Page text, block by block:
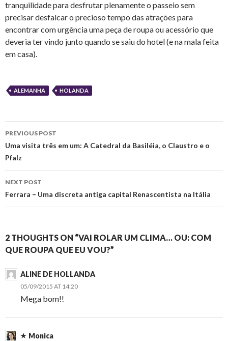
tranquilidade para desfrutar plenamente o passeio sem
precisar desfalcar o precioso tempo das atrações para
encontrar com urgência uma peça de roupa ou acessório que
deveria ter vindo junto quando se saiu do hotel (e na mala feita
em casa).
ALEMANHA HOLANDA
Post
navigation
PREVIOUS POST
Uma visita três em um: A Catedral da Basiléia, o Claustro e o
Pfalz
NEXT POST
Ferrara – Uma discreta antiga capital Renascentista na Itália
2 THOUGHTS ON “VAI ROLAR UM CLIMA… OU: COM
QUE ROUPA QUE EU VOU?”
ALINE DE HOLLANDA
05/09/2015 AT 14:20
Mega bom!!
Monica